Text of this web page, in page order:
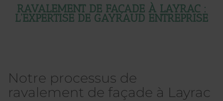
RAVALEMENT DE FAÇADE À LAYRAC :
L'EXPERTISE DE GAYRAUD ENTREPRISE
Notre processus de
ravalement de façade à Layrac